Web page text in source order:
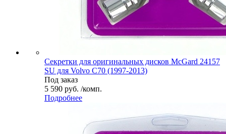
Секретки для оригинальных дисков McGard 24157
SU для Volvo C70 (1997-2013)
Под заказ
5 590 руб. /комп.
Подробнее